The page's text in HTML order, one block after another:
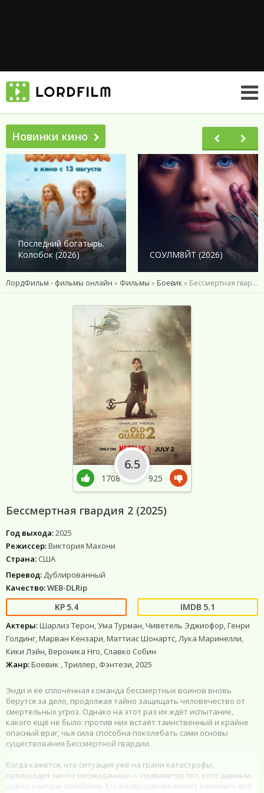
Новинки кино
Последний богатырь.
Колобок (2026)
СОУЛМ8ЙТ (2026)
ЛордФильм - фильмы онлайн » Фильмы » Боевик» Бессмертная гвардия 2 (2025)
Бессмертная гвардия 2 (2025)
Год выхода:2025
Режиссер:Виктория Махони
Страна: США
Перевод: Дублированный
Качество:WEB-DLRip
5.4 5.1
Актеры:Шарлиз Терон, Ума Турман, Чиветель Эджиофор, Генри
Голдинг, Марван Кензари, Маттиас Шонартс, Лука Маринелли,
Кики Лэйн, Вероника Нго, Славко Собин
Жанр:Боевик , Триллер, Фэнтези, 2025
Энди и её сплочённая команда бессмертных воинов вновь
берутся за дело, продолжая тайно защищать человечество от
смертельных угроз. Однако на этот раз их ждёт испытание,
какого ещё не было: против них встаёт таинственный и крайне
опасный враг, чья сила способна поколебать сами основы
существования Бессмертной гвардии.
Когда кажется, что ситуация уже на грани катастрофы,
происходит нечто неожиданное — появляется тот, кого давным-
давно считали погибшим. Его возвращение может изменить всё,
1708
6.5
925